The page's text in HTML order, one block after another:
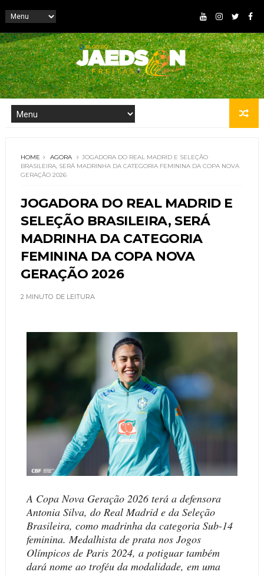
HOME AGORA
JOGADORA DO REAL MADRID E SELEÇÃO
BRASILEIRA, SERÁ MADRINHA DA CATEGORIA FEMININA DA COPA NOVA
GERAÇÃO 2026
JOGADORA DO REAL MADRID E
SELEÇÃO BRASILEIRA, SERÁ
MADRINHA DA CATEGORIA
FEMININA DA COPA NOVA
GERAÇÃO 2026
2 MINUTO DE LEITURA
A Copa Nova Geração 2026 terá a defensora
Antonia Silva, do Real Madrid e da Seleção
Brasileira, como madrinha da categoria Sub-14
feminina. Medalhista de prata nos Jogos
Olímpicos de Paris 2024, a potiguar também
dará nome ao troféu da modalidade, em uma